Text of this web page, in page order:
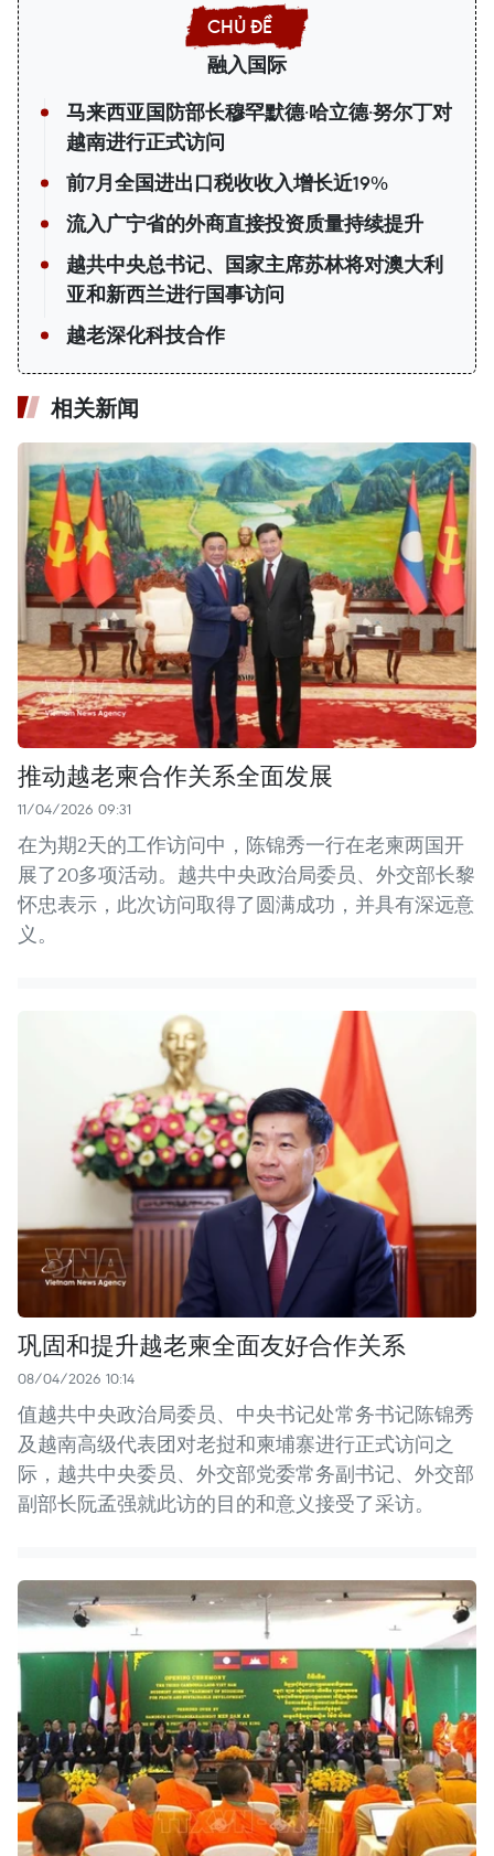
融入国际
马来西亚国防部长穆罕默德·哈立德·努尔丁对
越南进行正式访问
前7月全国进出口税收收入增长近19%
流入广宁省的外商直接投资质量持续提升
越共中央总书记、国家主席苏林将对澳大利
亚和新西兰进行国事访问
越老深化科技合作
相关新闻
推动越老柬合作关系全面发展
11/04/2026 09:31
在为期2天的工作访问中，陈锦秀一行在老柬两国开
展了20多项活动。越共中央政治局委员、外交部长黎
怀忠表示，此次访问取得了圆满成功，并具有深远意
义。
巩固和提升越老柬全面友好合作关系
08/04/2026 10:14
值越共中央政治局委员、中央书记处常务书记陈锦秀
及越南高级代表团对老挝和柬埔寨进行正式访问之
际，越共中央委员、外交部党委常务副书记、外交部
副部长阮孟强就此访的目的和意义接受了采访。